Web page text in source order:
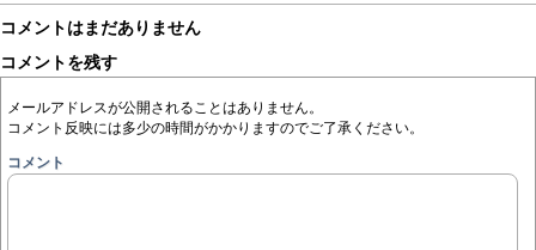
コメントはまだありません
コメントを残す
メールアドレスが公開されることはありません。
コメント反映には多少の時間がかかりますのでご了承ください。
コメント